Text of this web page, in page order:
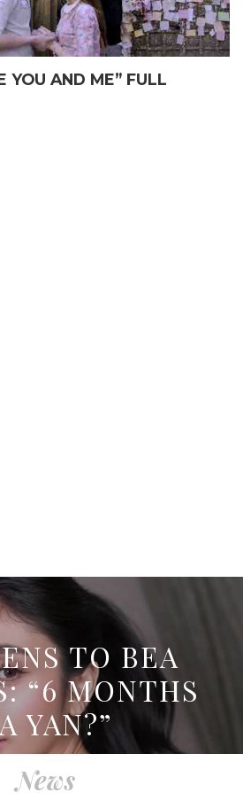
YOU AND ME” FULL
TO BEA
“6 MONTHS
YAN?”
News